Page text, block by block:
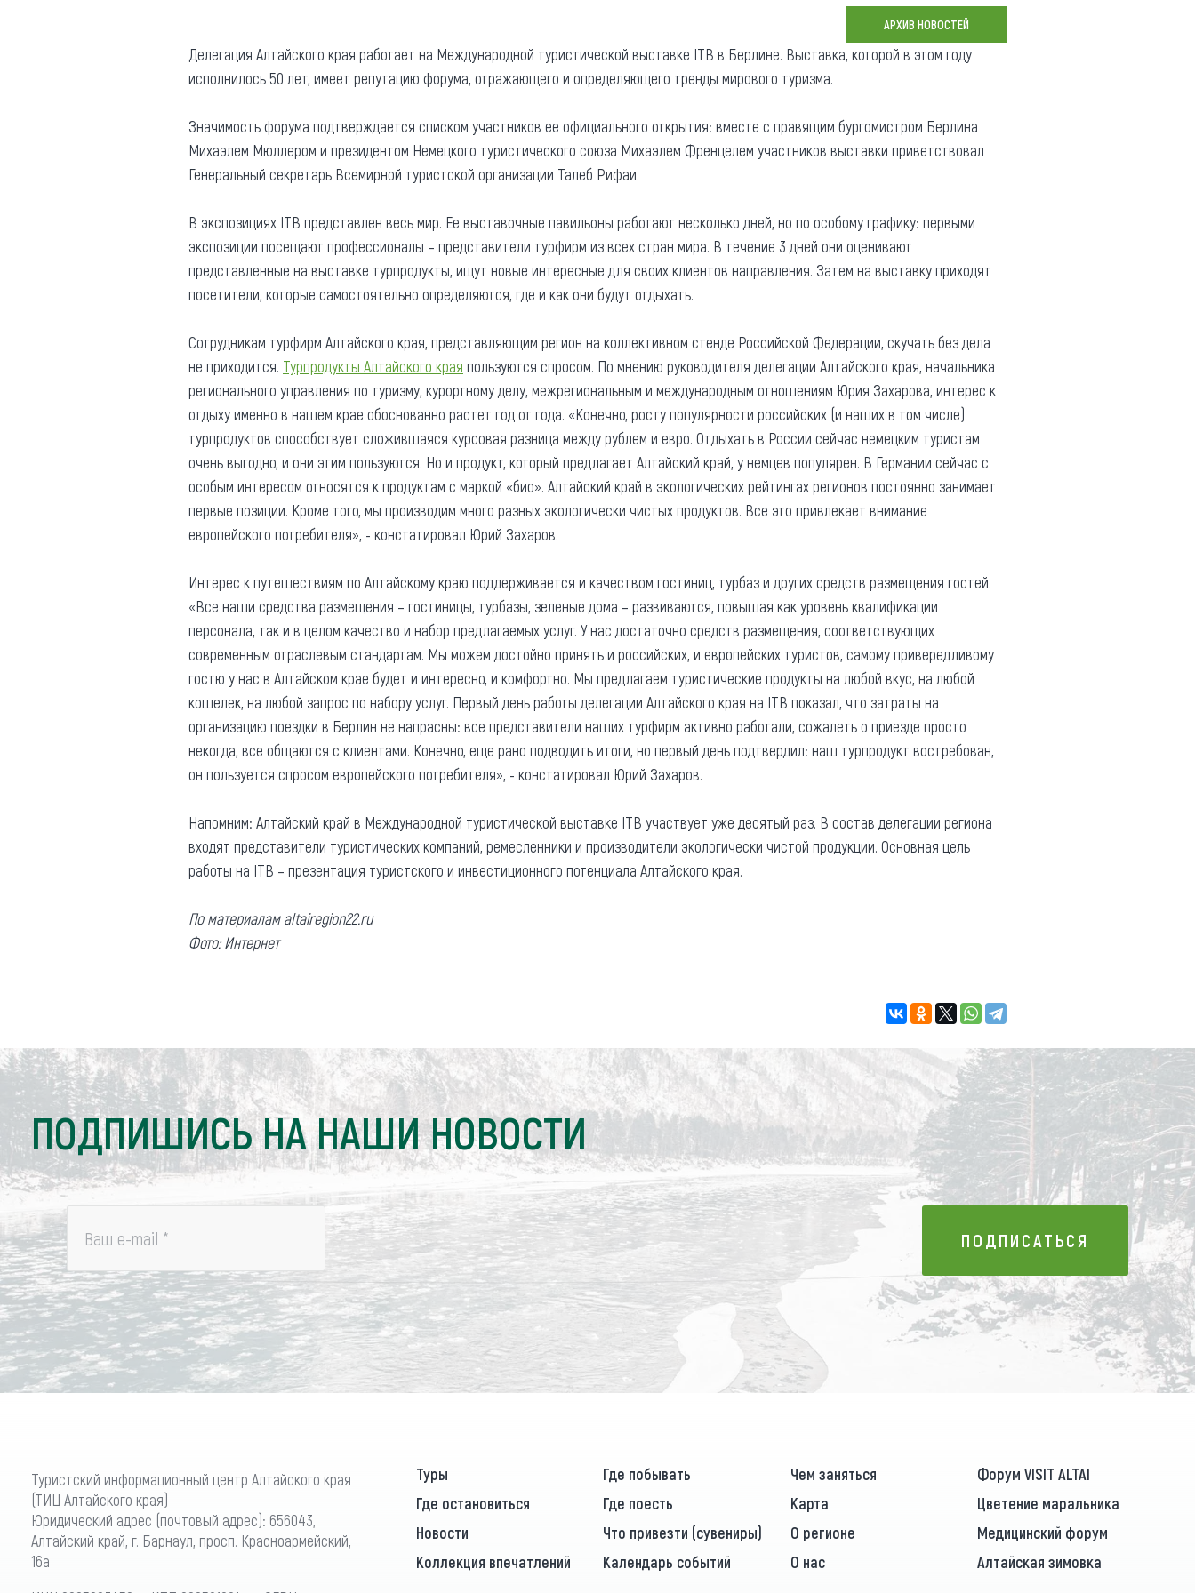
Придорожные кафе
Новости
Общая информация
Люди, прославившие Алтай
Карты и буклеты
Коллекция впечатлений
Блог путешественника
Фотогалерея
Другие рубрики
Реестр туристических
агентств Алтайского края
Обращения граждан
Противодействие коррупции
АРХИВ НОВОСТЕЙ
Делегация Алтайского края работает на Международной туристической выставке ITB в Берлине. Выставка, которой в этом году
исполнилось 50 лет, имеет репутацию форума, отражающего и определяющего тренды мирового туризма.
Значимость форума подтверждается списком участников ее официального открытия: вместе с правящим бургомистром Берлина
Михаэлем Мюллером и президентом Немецкого туристического союза Михаэлем Френцелем участников выставки приветствовал
Генеральный секретарь Всемирной туристской организации Талеб Рифаи.
В экспозициях ITB представлен весь мир. Ее выставочные павильоны работают несколько дней, но по особому графику: первыми
экспозиции посещают профессионалы – представители турфирм из всех стран мира. В течение 3 дней они оценивают
представленные на выставке турпродукты, ищут новые интересные для своих клиентов направления. Затем на выставку приходят
посетители, которые самостоятельно определяются, где и как они будут отдыхать.
Сотрудникам турфирм Алтайского края, представляющим регион на коллективном стенде Российской Федерации, скучать без дела
не приходится. Турпродукты Алтайского края пользуются спросом. По мнению руководителя делегации Алтайского края, начальника
регионального управления по туризму, курортному делу, межрегиональным и международным отношениям Юрия Захарова, интерес к
отдыху именно в нашем крае обоснованно растет год от года. «Конечно, росту популярности российских (и наших в том числе)
турпродуктов способствует сложившаяся курсовая разница между рублем и евро. Отдыхать в России сейчас немецким туристам
очень выгодно, и они этим пользуются. Но и продукт, который предлагает Алтайский край, у немцев популярен. В Германии сейчас с
особым интересом относятся к продуктам с маркой «био». Алтайский край в экологических рейтингах регионов постоянно занимает
первые позиции. Кроме того, мы производим много разных экологически чистых продуктов. Все это привлекает внимание
европейского потребителя», - констатировал Юрий Захаров.
Интерес к путешествиям по Алтайскому краю поддерживается и качеством гостиниц, турбаз и других средств размещения гостей.
«Все наши средства размещения – гостиницы, турбазы, зеленые дома – развиваются, повышая как уровень квалификации
персонала, так и в целом качество и набор предлагаемых услуг. У нас достаточно средств размещения, соответствующих
современным отраслевым стандартам. Мы можем достойно принять и российских, и европейских туристов, самому привередливому
гостю у нас в Алтайском крае будет и интересно, и комфортно. Мы предлагаем туристические продукты на любой вкус, на любой
кошелек, на любой запрос по набору услуг. Первый день работы делегации Алтайского края на ITB показал, что затраты на
организацию поездки в Берлин не напрасны: все представители наших турфирм активно работали, сожалеть о приезде просто
некогда, все общаются с клиентами. Конечно, еще рано подводить итоги, но первый день подтвердил: наш турпродукт востребован,
он пользуется спросом европейского потребителя», - констатировал Юрий Захаров.
Напомним: Алтайский край в Международной туристической выставке ITB участвует уже десятый раз. В состав делегации региона
входят представители туристических компаний, ремесленники и производители экологически чистой продукции. Основная цель
работы на ITB – презентация туристского и инвестиционного потенциала Алтайского края.
По материалам altairegion22.ru
Фото: Интернет
ПОДПИШИСЬ НА НАШИ НОВОСТИ
Ваш e-mail * ПОДПИСАТЬСЯ
ПОДПИСАТЬСЯ
Туристский информационный центр Алтайского края
(ТИЦ Алтайского края)
Юридический адрес (почтовый адрес): 656043,
Алтайский край, г. Барнаул, просп. Красноармейский,
16а
Туры Где побывать Чем заняться
Форум VISIT ALTAI
Где остановиться
Где поесть Карта
Цветение маральника
Новости
Что привезти (сувениры) О регионе
Медицинский форум
Коллекция впечатлений
Календарь событий О нас Алтайская зимовка